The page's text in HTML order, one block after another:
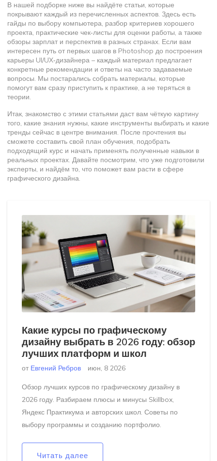
В нашей подборке ниже вы найдёте статьи, которые
покрывают каждый из перечисленных аспектов. Здесь есть
гайды по выбору компьютера, разбор критериев хорошего
проекта, практические чек‑листы для оценки работы, а также
обзоры зарплат и перспектив в разных странах. Если вам
интересен путь от первых шагов в Photoshop до построения
карьеры UI/UX‑дизайнера – каждый материал предлагает
конкретные рекомендации и ответы на часто задаваемые
вопросы. Мы постарались собрать материалы, которые
помогут вам сразу приступить к практике, а не теряться в
теории.
Итак, знакомство с этими статьями даст вам чёткую картину
того, какие знания нужны, какие инструменты выбирать и какие
тренды сейчас в центре внимания. После прочтения вы
сможете составить свой план обучения, подобрать
подходящий курс и начать применять полученные навыки в
реальных проектах. Давайте посмотрим, что уже подготовили
эксперты, и найдём то, что поможет вам расти в сфере
графического дизайна.
Какие курсы по графическому
дизайну выбрать в 2026 году: обзор
лучших платформ и школ
от Евгений Ребров июн, 8 2026
Обзор лучших курсов по графическому дизайну в
2026 году. Разбираем плюсы и минусы Skillbox,
Яндекс Практикума и авторских школ. Советы по
выбору программы и созданию портфолио.
Читать далее